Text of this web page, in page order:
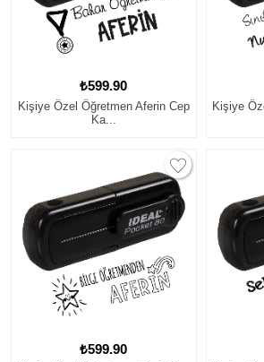
₺599.90
Kişiye Özel Öğretmen Aferin Cep
Ka...
Kişiye
₺599.90